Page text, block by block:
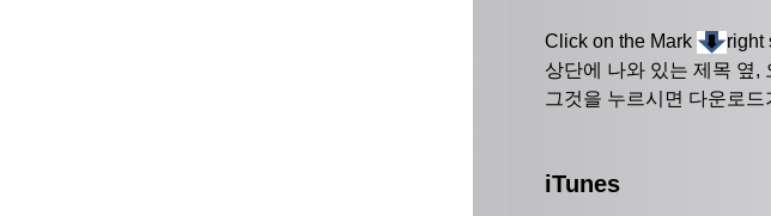
Click on the Mark
right
상단에 나와 있는 제목 옆,
그것을 누르시면 다운로드
iTunes